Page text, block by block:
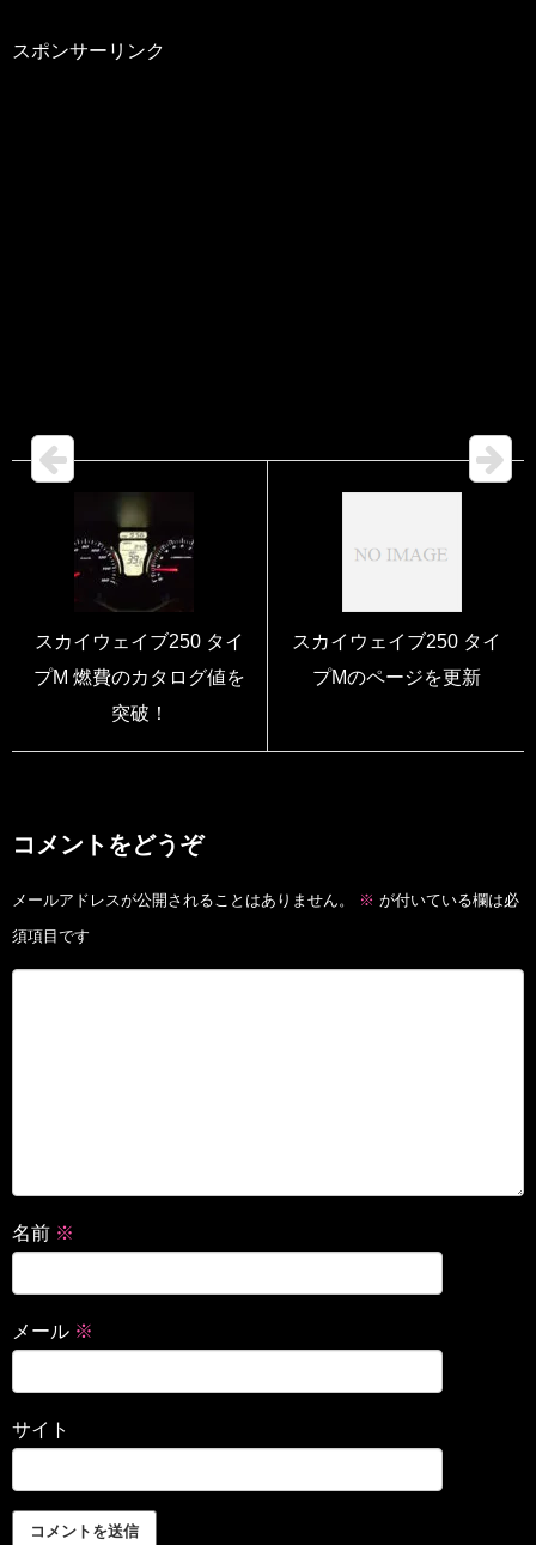
スポンサーリンク
スカイウェイブ250 タイ
プM 燃費のカタログ値を
突破！
スカイウェイブ250 タイ
プMのページを更新
コメントをどうぞ
メールアドレスが公開されることはありません。 ※ が付いている欄は必
須項目です
名前 ※
メール ※
サイト